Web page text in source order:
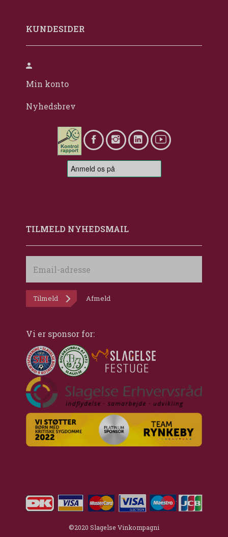
KUNDESIDER
Min konto
Nyhedsbrev
TILMELD NYHEDSMAIL
adresse
Tilmeld Afmeld
Vi er sponsor for:
©2020 Slagelse Vinkompagni